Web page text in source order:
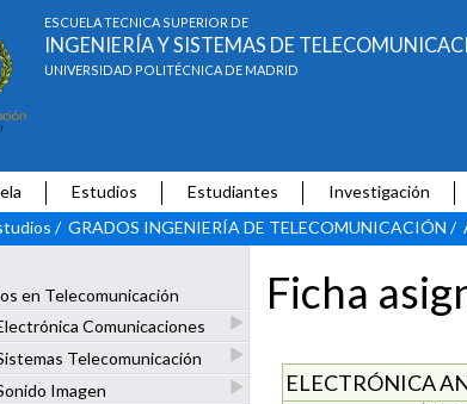
ESCUELA TÉCNICA SUPERIOR DE
INGENIERÍA Y SISTEMAS DE
UNIVERSIDAD POLITÉCNICA DE MADRID
Estudios Estudiantes Investigación
/ GRADOS INGENIERÍA DE TELECOMUNICACIÓN /
en Telecomunicación
Comunicaciones
Telecomunicación
Imagen
Ficha
ELECTRÓNICA